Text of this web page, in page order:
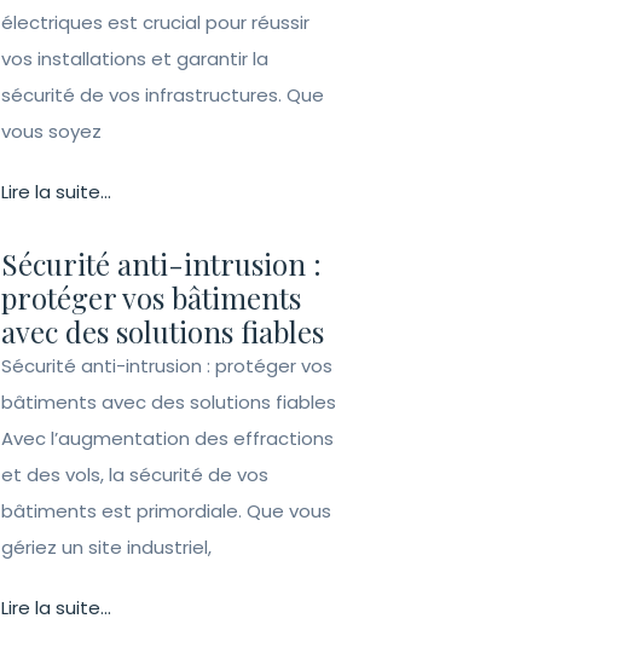
électriques est crucial pour réussir
vos installations et garantir la
sécurité de vos infrastructures. Que
vous soyez
Lire la suite...
Sécurité anti-intrusion :
protéger vos bâtiments
avec des solutions fiables
Sécurité anti-intrusion : protéger vos
bâtiments avec des solutions fiables
Avec l’augmentation des effractions
et des vols, la sécurité de vos
bâtiments est primordiale. Que vous
gériez un site industriel,
Lire la suite...